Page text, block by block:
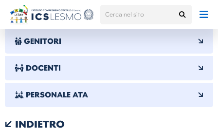
GENITORI
DOCENTI
PERSONALE ATA
INDIETRO